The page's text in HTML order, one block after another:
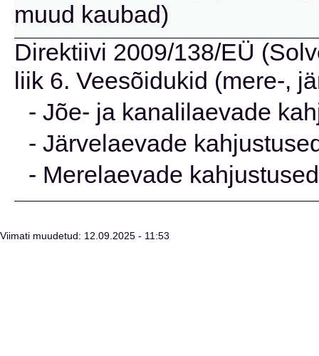
muud kaubad)
Direktiivi 2009/138/EÜ
liik 6. Veesõidukid (mere-,
- Jõe- ja kanalilaevade
- Järvelaevade
- Merelaevade
Viimati muudetud: 12.09.2025 - 11:53